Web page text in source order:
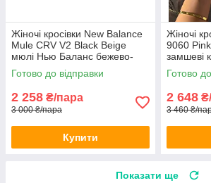
Жіночі кросівки New Balance
Mule CRV V2 Black Beige
мюлі Нью Баланс бежево-
чорні з помаранчевим
текстильні
Готово до відправки
2 258 ₴/пара
3 000 ₴/пара
Купити
Жіночі
9060
замшеві
Готово
2 648
3 460 ₴/
Показати ще